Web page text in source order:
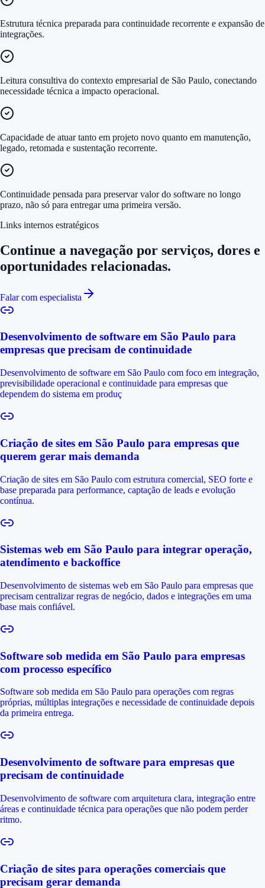
Estrutura técnica preparada para continuidade recorrente e expansão de
integrações.
Leitura consultiva do contexto empresarial de São Paulo, conectando
necessidade técnica a impacto operacional.
Capacidade de atuar tanto em projeto novo quanto em manutenção,
legado, retomada e sustentação recorrente.
Continuidade pensada para preservar valor do software no longo
prazo, não só para entregar uma primeira versão.
Links internos estratégicos
Continue a navegação por serviços, dores e
oportunidades relacionadas.
Falar com especialista
Desenvolvimento de software em São Paulo para
empresas que precisam de continuidade
Desenvolvimento de software em São Paulo com foco em integração,
previsibilidade operacional e continuidade para empresas que
dependem do sistema em produç
Criação de sites em São Paulo para empresas que
querem gerar mais demanda
Criação de sites em São Paulo com estrutura comercial, SEO forte e
base preparada para performance, captação de leads e evolução
contínua.
Sistemas web em São Paulo para integrar operação,
atendimento e backoffice
Desenvolvimento de sistemas web em São Paulo para empresas que
precisam centralizar regras de negócio, dados e integrações em uma
base mais confiável.
Software sob medida em São Paulo para empresas
com processo específico
Software sob medida em São Paulo para operações com regras
próprias, múltiplas integrações e necessidade de continuidade depois
da primeira entrega.
Desenvolvimento de software para empresas que
precisam de continuidade
Desenvolvimento de software com arquitetura clara, integração entre
áreas e continuidade técnica para operações que não podem perder
ritmo.
Criação de sites para operações comerciais que
precisam gerar demanda